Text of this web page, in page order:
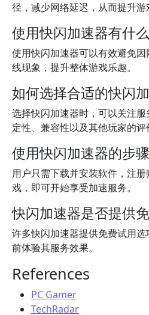
径，减少网络延迟，从而提升游
使用快闪加速器有什
使用快闪加速器可以有效避免
线现象，提升整体游戏乐趣。
如何选择合适的快闪
选择快闪加速器时，可以关注
定性、兼容性以及其他玩家的评
使用快闪加速器的步
用户只需下载并安装软件，注
戏，即可开始享受加速服务。
快闪加速器是否提供
许多快闪加速器提供免费试用
前体验其服务效果。
References
PC Gamer
TechRadar